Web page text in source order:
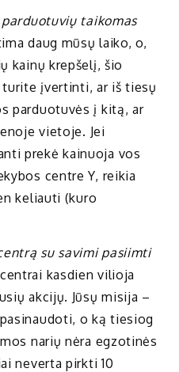
taikomas
daug mūsų laiko, o,
kainų krepšelį, šio
turite įvertinti, ar iš tiesų
parduotuvės į kitą, ar
vietoje. Jei
prekė kainuoja vos
centre Y, reikia
keliauti (kuro
su savimi pasiimti
kasdien vilioja
akcijų. Jūsų misija –
o ką tiesiog
narių nėra egzotinės
neverta pirkti 10